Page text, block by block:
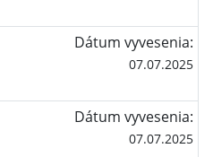
Dátum vyvesenia:
07.07.2025
Dátum vyvesenia:
07.07.2025